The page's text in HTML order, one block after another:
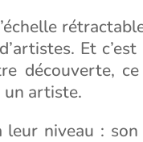
Et
découverte,
un artiste.
niveau :